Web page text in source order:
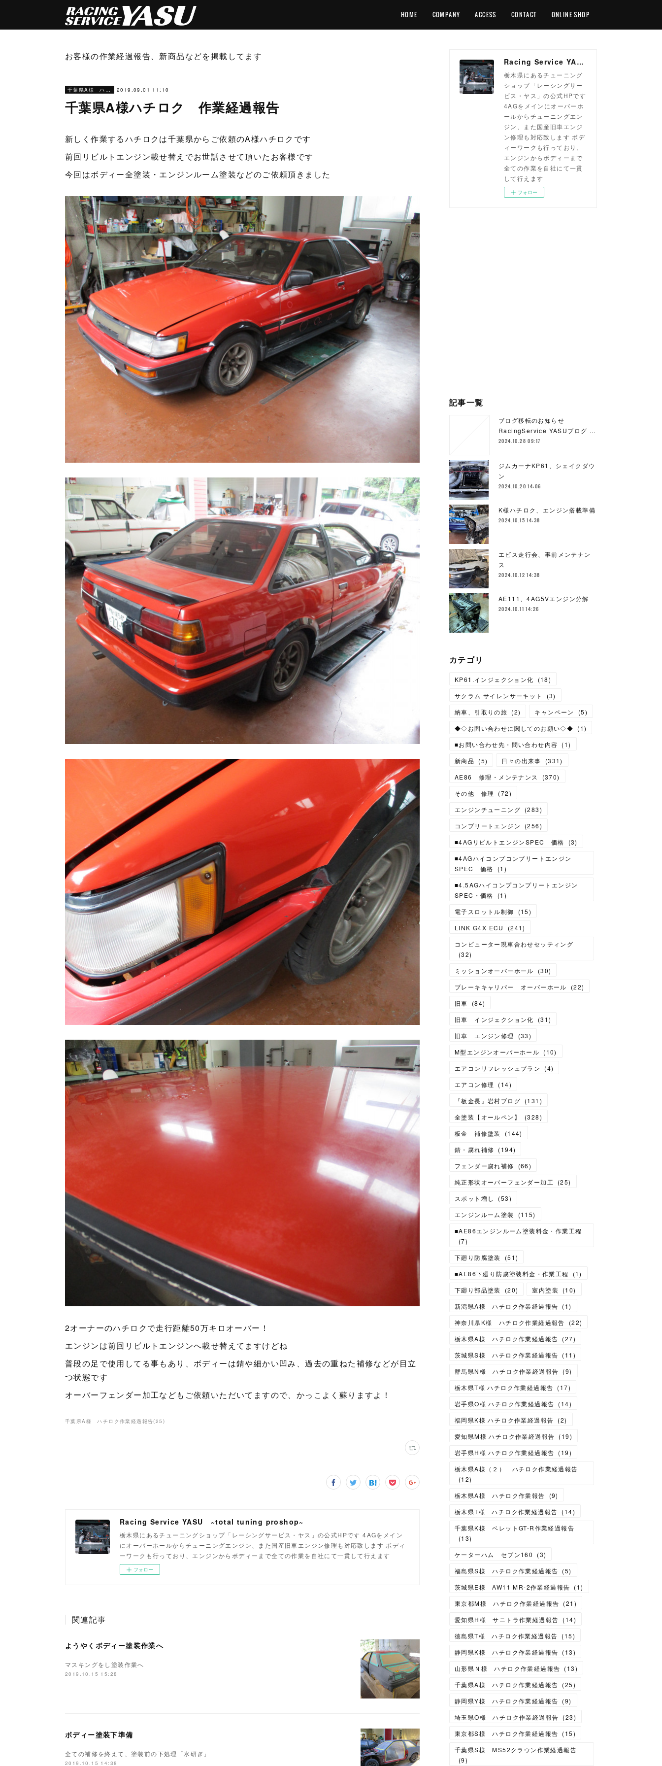
HOME COMPANY ACCESS CONTACT ONLINE SHOP
お客様の作業経過報告、新商品などを掲載してます
千葉県A様 ハチロク作業経過報告 2019.09.01 11:10
千葉県A様ハチロク 作業経過報告
新しく作業するハチロクは千葉県からご依頼のA様ハチロクです
前回リビルトエンジン載せ替えでお世話させて頂いたお客様です
今回はボディー全塗装・エンジンルーム塗装などのご依頼頂きました
2オーナーのハチロクで走行距離50万キロオーバー！
エンジンは前回リビルトエンジンへ載せ替えてますけどね
普段の足で使用してる事もあり、ボディーは錆や細かい凹み、過去の重ねた補修などが目立
つ状態です
オーバーフェンダー加工などもご依頼いただいてますので、かっこよく蘇りますよ！
千葉県A様 ハチロク作業経過報告(25 )
Racing Service YASU ~total tuning proshop~
栃木県にあるチューニングショップ「レーシングサービス・ヤス」の公式HPです 4AGをメイン
にオーバーホールからチューニングエンジン、また国産旧車エンジン修理も対応致します ボディ
ーワークも行っており、エンジンからボディーまで全ての作業を自社にて一貫して行えます
フォロー
関連記事
ようやくボディー塗装作業へ
マスキングをし塗装作業へ
2019.10.15 15:28
ボディー塗装下準備
全ての補修を終えて、塗装前の下処理「水研ぎ」
2019.10.15 14:38
Racing Service YASU ~total tuning proshop~
栃木県にあるチューニング
ショップ「レーシングサー
ビス・ヤス」の公式HPです
4AGをメインにオーバーホ
ールからチューニングエン
ジン、また国産旧車エンジ
ン修理も対応致します ボデ
ィーワークも行っており、
エンジンからボディーまで
全ての作業を自社にて一貫
して行えます
フォロー
記事一覧
ブログ移転のお知らせ
RacingService YASUブログ …
2024.10.28 09:17
ジムカーナKP61、シェイクダウ
ン
2024.10.20 14:06
K様ハチロク、エンジン搭載準備
2024.10.15 14:38
エビス走行会、事前メンテナン
ス
2024.10.12 14:38
AE111、4AG5Vエンジン分解
2024.10.11 14:26
カテゴリ
KP61.インジェクション化 (18)
サクラム サイレンサーキット
(3)
納車、引取りの旅 (2) キャンペーン (5)
◆◇お問い合わせに関してのお願い◇◆ (1)
■お問い合わせ先・問い合わせ内容 (1)
新商品 (5) 日々の出来事 (331)
AE86 修理・メンテナンス
(370)
その他 修理
(72)
エンジンチューニング (283)
コンプリートエンジン
(256)
■4AGリビルトエンジンSPEC 価格
(3)
■4AGハイコンプコンプリートエンジン
SPEC 価格
(1 )
■4.5AGハイコンプコンプリートエンジン
SPEC・価格
(1 )
電子スロットル制御
(15)
LINK G4X ECU
(241)
コンピューター現車合わせセッティング
(32)
ミッションオーバーホール
(30)
ブレーキキャリパー オーバーホール
(22)
旧車
(84)
旧車 インジェクション化
(31)
旧車 エンジン修理
(33)
M型エンジンオーバーホール (10)
エアコンリフレッシュプラン
(4)
エアコン修理
(14)
『板金長』岩村ブログ (131 )
全塗装【オールペン】
(328)
板金 補修塗装
(144)
錆・腐れ補修 (194)
フェンダー腐れ補修
(66)
純正形状オーバーフェンダー加工
(25)
スポット増し
(53)
エンジンルーム塗装
(115)
■AE86エンジンルーム塗装料金・作業工程
(7)
下廻り防腐塗装
(51)
■AE86下廻り防腐塗装料金・作業工程
(1)
下廻り部品塗装
(20) 室内塗装 (10)
新潟県A様 ハチロク作業経過報告 (1)
神奈川県K様 ハチロク作業経過報告
(22)
栃木県A様 ハチロク作業経過報告 (27)
茨城県S様 ハチロク作業経過報告 (11 )
群馬県N様 ハチロク作業経過報告 (9)
栃木県T様 ハチロク作業経過報告 (17)
岩手県O様 ハチロク作業経過報告 (14)
福岡県K様 ハチロク作業経過報告 (2)
愛知県M様 ハチロク作業経過報告 (19)
岩手県H様 ハチロク作業経過報告 (19)
栃木県A様（２） ハチロク作業経過報告
(12)
栃木県A様 ハチロク作業報告
(9)
栃木県T様 ハチロク作業経過報告 (14)
千葉県K様 ベレットGT-R作業経過報告
(13)
ケーターハム セブン160
(3)
福島県S様 ハチロク作業経過報告 (5)
茨城県E様 AW11 MR-2作業経過報告 (1)
東京都M様 ハチロク作業経過報告 (21 )
愛知県H様 サニトラ作業経過報告 (14)
徳島県T様 ハチロク作業経過報告 (15)
静岡県K様 ハチロク作業経過報告 (13)
山形県Ｎ様 ハチロク作業経過報告 (13)
千葉県A様 ハチロク作業経過報告 (25)
静岡県Y様 ハチロク作業経過報告 (9)
埼玉県O様 ハチロク作業経過報告 (23)
東京都S様 ハチロク作業経過報告 (15)
千葉県S様 MS52クラウン作業経過報告
(9)